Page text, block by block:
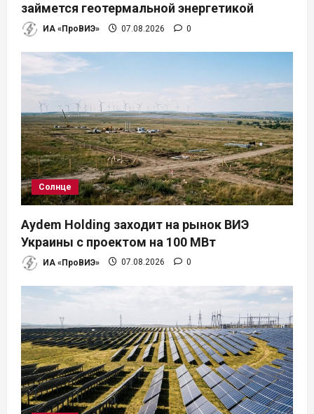
займется геотермальной энергетикой
ИА «ПроВИЭ» 07.08.2026 0
Солнце
Aydem Holding заходит на рынок ВИЭ
Украины с проектом на 100 МВт
ИА «ПроВИЭ» 07.08.2026 0